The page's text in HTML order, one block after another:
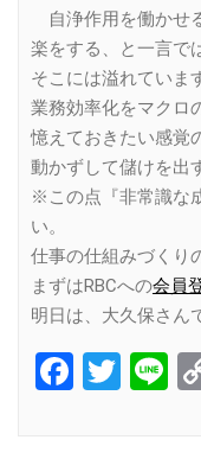
自浄作用を働かせ
楽をする、と一言で
そこには溢れていま
業務効率化をマクロ
憶えておきたい感覚
動かずして儲けを出
※この点『非常識な
い。
仕事の仕組みづくり
まずはRBCへの会員
明日は、大久保さん